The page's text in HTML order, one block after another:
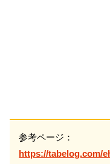
参考ページ：
https://tabelog.com/